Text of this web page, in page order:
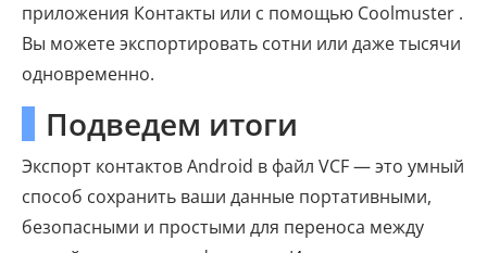
приложения Контакты или с помощью Coolmuster .
Вы можете экспортировать сотни или даже тысячи
одновременно.
Подведем итоги
Экспорт контактов Android в файл VCF — это умный
способ сохранить ваши данные портативными,
безопасными и простыми для переноса между